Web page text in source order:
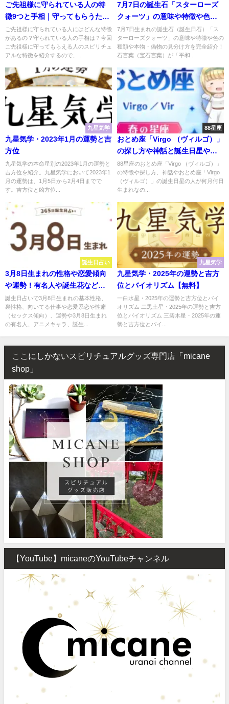
ご先祖様に守られている人の特
徴9つと手相｜守ってもらうため
に出来ること
ご先祖様に守られている人にはどんな特徴
があるの？守られている人の手相は？今回
ご先祖様に守ってもらえる人のスピリチュ
アルな特徴を紹介するので、...
7月7日の誕生石「スターローズ
クォーツ」の意味や特徴や色の
種類｜石言葉「平和・愛の告
白・真実の愛・美」の「スター
ローズクォーツ」のスピリチュ
紹介！
7月7日生まれの誕生石（誕生日石）「ス
ターローズクォーツ」の意味や特徴や色の
種類や本物・偽物の見分け方を完全紹介！
石言葉（宝石言葉）が「平和...
九星気学
九星気学・2023年1月の運勢と吉
方位
九星気学の本命星別の2023年1月の運勢と
吉方位を紹介。九星気学において2023年1
月の運勢は、1月5日から2月4日までで
す。吉方位と凶方位...
88星座
おとめ座「Virgo （ヴィルゴ）」
の探し方や神話と誕生日星や星
言葉【88星座・春の星座】
88星座のおとめ座「Virgo （ヴィルゴ）」
の特徴や探し方、神話やおとめ座「Virgo
（ヴィルゴ）」の誕生日星の人が何月何日
生まれなの...
誕生日占い
3月8日生まれの性格や恋愛傾向
や運勢！有名人や誕生花など完
全紹介！【誕生日占い】
誕生日占いで3月8日生まれの基本性格、
裏性格、向いてる仕事や恋愛系恋や性癖
（セックス傾向）、運勢や3月8日生まれ
の有名人、アニメキャラ、誕生...
九星気学
九星気学・2025年の運勢と吉方
位とバイオリズム【無料】
一白水星・2025年の運勢と吉方位とバイ
オリズム 二黒土星・2025年の運勢と吉方
位とバイオリズム 三碧木星・2025年の運
勢と吉方位とバイ...
ここにしかないスピリチュアルグッズ専門店「micane
shop」
【YouTube】micaneのYouTubeチャンネル